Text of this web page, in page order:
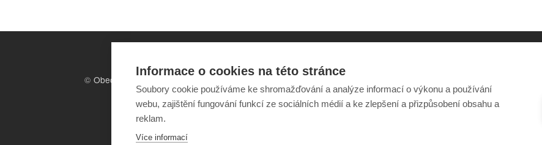
© Obecně prospěšná společnost
Sirius, o.p.s.
2011–2026
ISSN 1805-8876
nazory@sancedetem.cz
Informace o webu
Ochrana osobních údajů
Informace o cookies na této stránce
Soubory cookie používáme ke shromažďování a analýze informací o výkonu a používání
webu, zajištění fungování funkcí ze sociálních médií a ke zlepšení a přizpůsobení obsahu a
reklam.
Více informací